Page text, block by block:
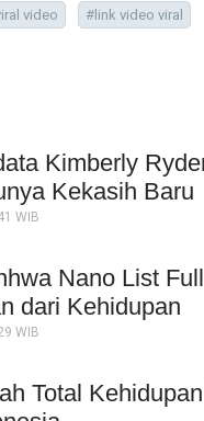
video
#link video viral
Kimberly
Kekasih Baru
WIB
Nano List
dari Kehidupan
WIB
Total